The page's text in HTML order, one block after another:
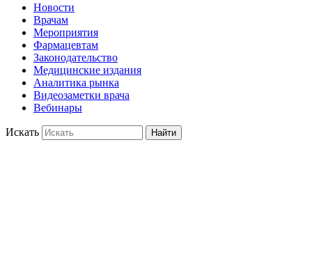
Новости
Врачам
Мероприятия
Фармацевтам
Законодательство
Медицинские издания
Аналитика рынка
Видеозаметки врача
Вебинары
Искать Найти